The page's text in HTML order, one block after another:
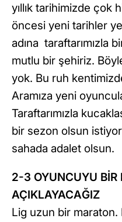
yıllık tarihimizde çok
öncesi yeni tarihler
adına taraftarımızla
mutlu bir şehiriz.
yok. Bu ruh
Aramıza yeni
Taraftarımızla
bir sezon olsun
sahada adalet olsun.
2-3 OYUNCUYU BİR
AÇIKLAYACAĞIZ
Lig uzun bir maraton.